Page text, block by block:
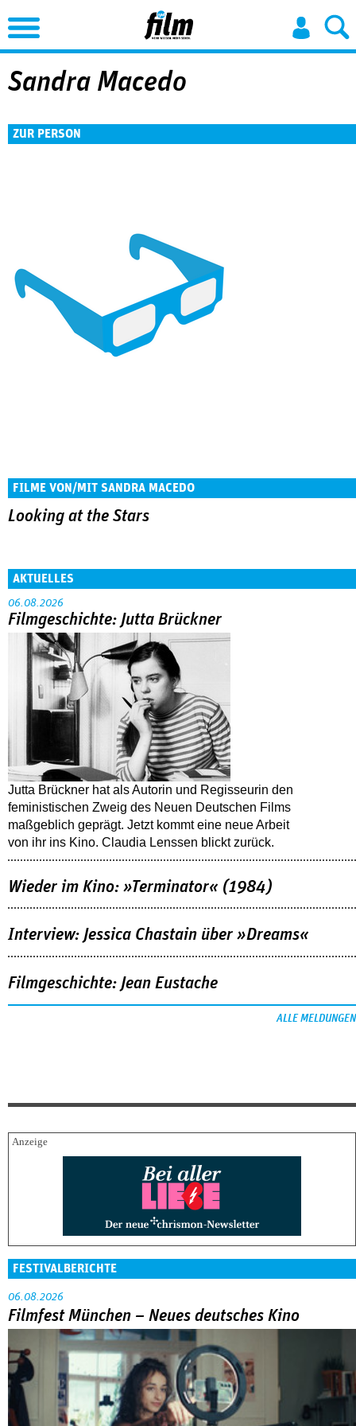
Jump to Navigation
Sandra Macedo
ZUR PERSON
FILME VON/MIT SANDRA MACEDO
Looking at the Stars
AKTUELLES
06.08.2026
Filmgeschichte: Jutta Brückner
Jutta Brückner hat als Autorin und Regisseurin den
feministischen Zweig des Neuen Deutschen Films
maßgeblich geprägt. Jetzt kommt eine neue Arbeit
von ihr ins Kino. Claudia Lenssen blickt zurück.
Wieder im Kino: »Terminator« (1984)
Interview: Jessica Chastain über »Dreams«
Filmgeschichte: Jean Eustache
ALLE MELDUNGEN
FESTIVALBERICHTE
06.08.2026
Filmfest München – Neues deutsches Kino